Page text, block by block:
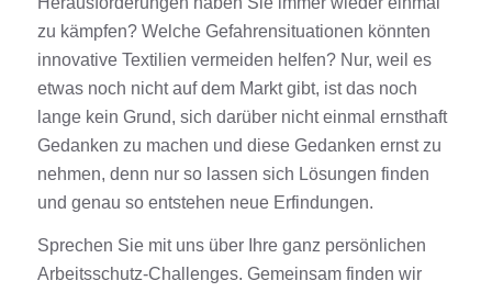
zu kämpfen? Welche Gefahrensituationen könnten
innovative Textilien vermeiden helfen? Nur, weil es
etwas noch nicht auf dem Markt gibt, ist das noch
lange kein Grund, sich darüber nicht einmal ernsthaft
Gedanken zu machen und diese Gedanken ernst zu
nehmen, denn nur so lassen sich Lösungen finden
und genau so entstehen neue Erfindungen.
Sprechen Sie mit uns über Ihre ganz persönlichen
Arbeitsschutz-Challenges. Gemeinsam finden wir